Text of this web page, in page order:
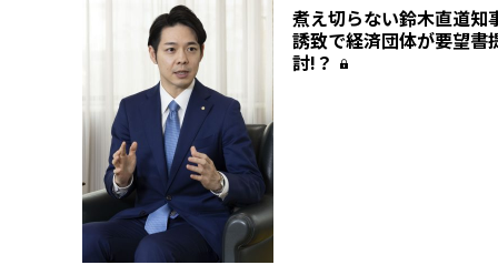
煮え切らない鈴木直道
誘致で経済団体が要望書
討!？